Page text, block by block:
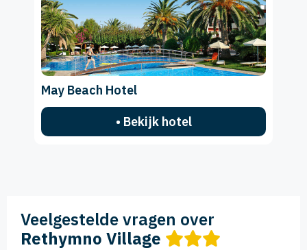
May Beach Hotel
• Bekijk hotel
Veelgestelde vragen over
Rethymno Village